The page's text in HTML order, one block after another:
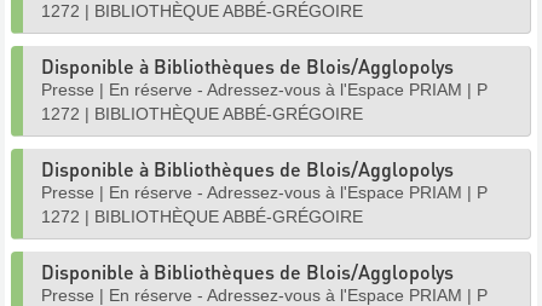
1272 | BIBLIOTHÈQUE ABBÉ-GRÉGOIRE
Disponible à Bibliothèques de Blois/Agglopolys
Presse | En réserve - Adressez-vous à l'Espace PRIAM | P
1272 | BIBLIOTHÈQUE ABBÉ-GRÉGOIRE
Disponible à Bibliothèques de Blois/Agglopolys
Presse | En réserve - Adressez-vous à l'Espace PRIAM | P
1272 | BIBLIOTHÈQUE ABBÉ-GRÉGOIRE
Disponible à Bibliothèques de Blois/Agglopolys
Presse | En réserve - Adressez-vous à l'Espace PRIAM | P